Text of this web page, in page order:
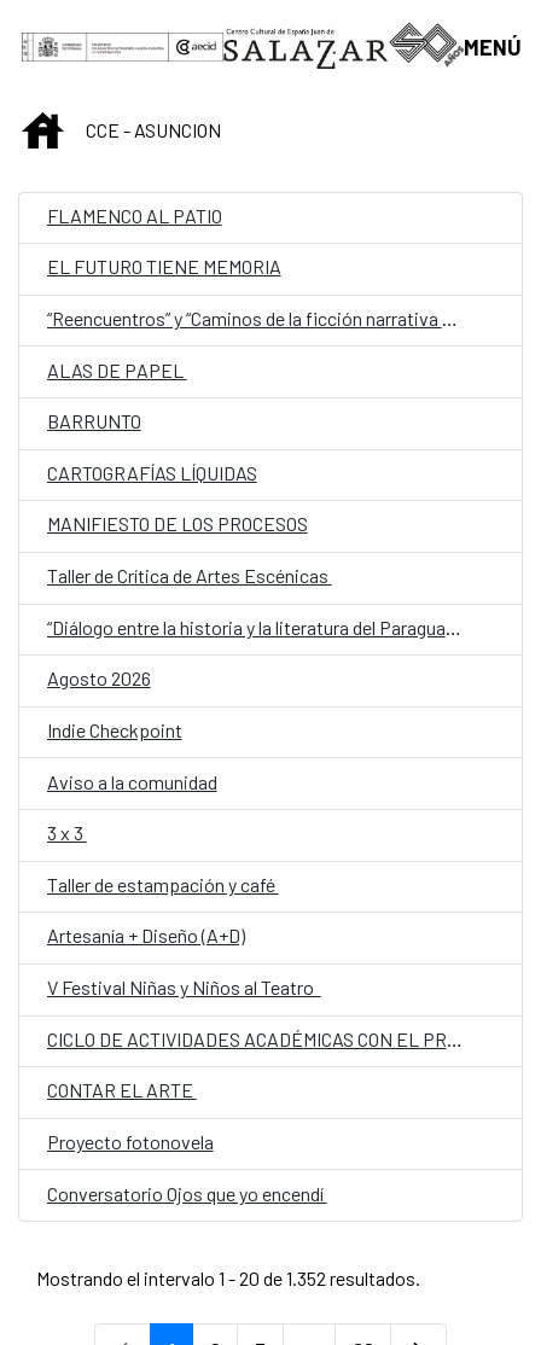
Saltar al contenido principal
MENÚ
INICIOCCE - ASUNCION
FLAMENCO AL PATIO
EL FUTURO TIENE MEMORIA
“Reencuentros” y “Caminos de la ficción narrativa paraguaya (de 1544 a 1960)”
ALAS DE PAPEL
BARRUNTO
CARTOGRAFÍAS LÍQUIDAS
MANIFIESTO DE LOS PROCESOS
Taller de Crítica de Artes Escénicas
Agosto 2026
Indie Checkpoint
Aviso a la comunidad
3 x 3
Taller de estampación y café
Artesanía + Diseño (A+D)
V Festival Niñas y Niños al Teatro
CONTAR EL ARTE
Proyecto fotonovela
Conversatorio Ojos que yo encendí
Mostrando el intervalo 1 - 20 de 1.352 resultados.